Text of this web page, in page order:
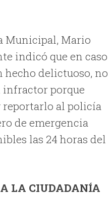
Municipal, Mario
indicó que en caso
hecho delictuoso, no
porque
reportarlo al policía
de emergencia
las 24 horas del
A LA CIUDADANÍA